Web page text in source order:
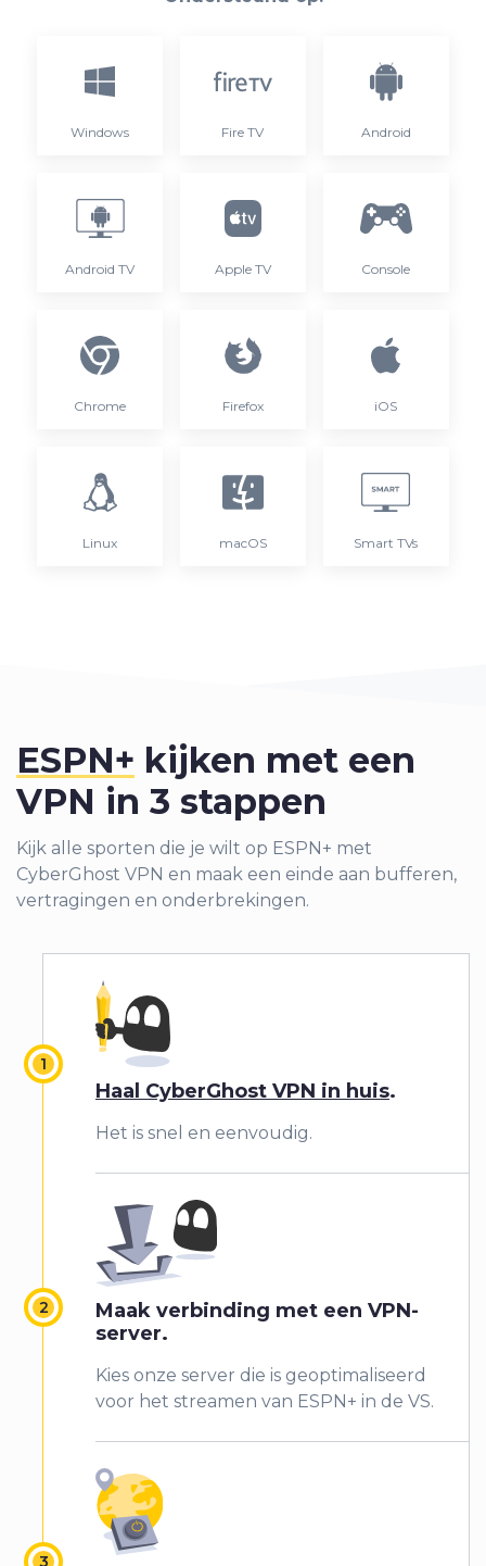
Windows Fire TV Android
Android TV Apple TV Console
Chrome Firefox iOS
Linux macOS Smart TVs
ESPN+ kijken met een
VPN in 3 stappen
Kijk alle sporten die je wilt op ESPN+ met
CyberGhost VPN en maak een einde aan bufferen,
vertragingen en onderbrekingen.
Haal CyberGhost VPN in huis.
Het is snel en eenvoudig.
Maak verbinding met een VPN-
server.
Kies onze server die is geoptimaliseerd
voor het streamen van ESPN+ in de VS.